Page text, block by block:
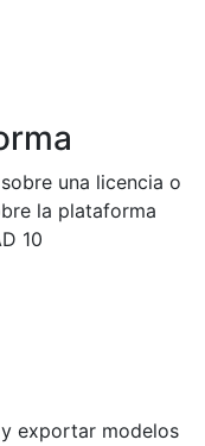
una licencia o
la plataforma
10
exportar modelos